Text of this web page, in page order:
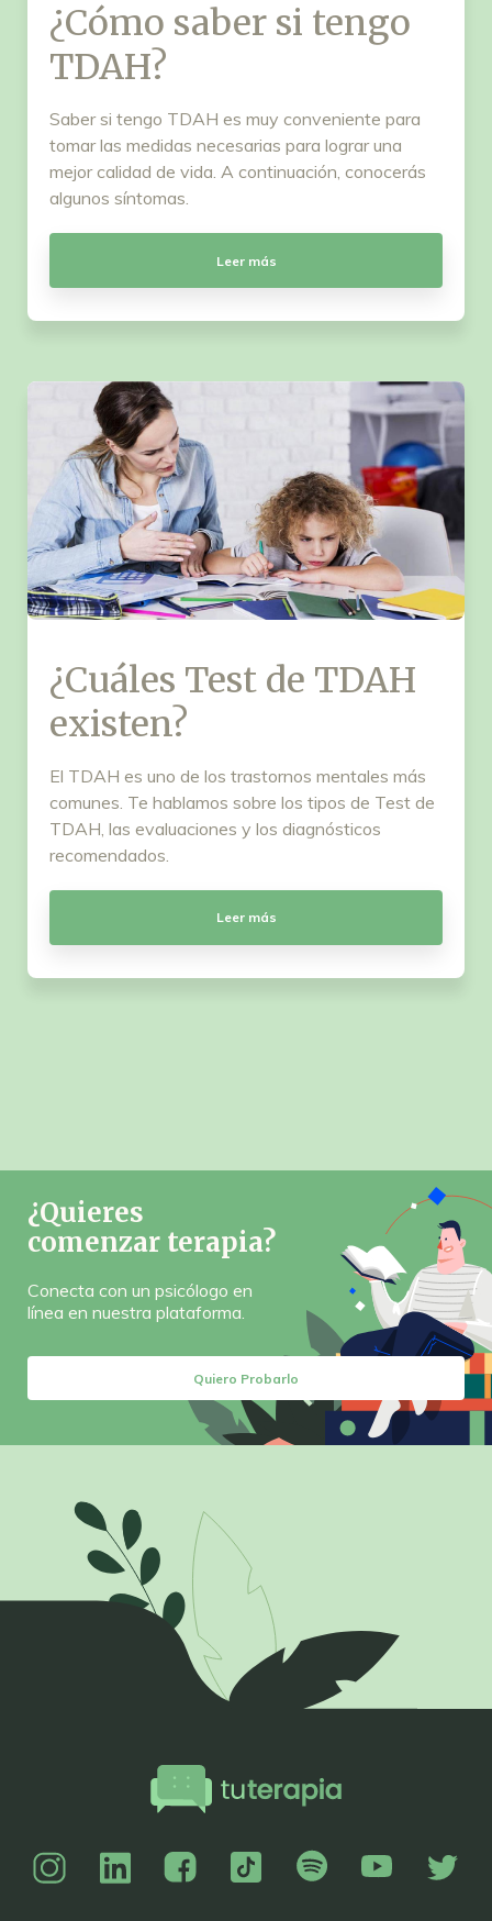
¿Cómo saber si tengo
TDAH?
Saber si tengo TDAH es muy conveniente para
tomar las medidas necesarias para lograr una
mejor calidad de vida. A continuación, conocerás
algunos síntomas.
Leer más
¿Cuáles Test de TDAH
existen?
El TDAH es uno de los trastornos mentales más
comunes. Te hablamos sobre los tipos de Test de
TDAH, las evaluaciones y los diagnósticos
recomendados.
Leer más
¿Quieres
comenzar terapia?
Conecta con un psicólogo en
línea en nuestra plataforma.
Quiero Probarlo